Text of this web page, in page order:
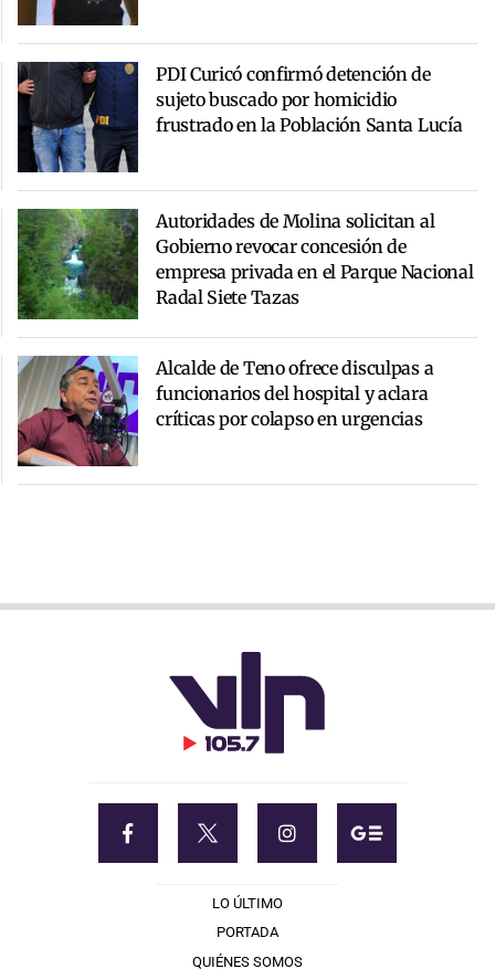
PDI Curicó confirmó detención de
sujeto buscado por homicidio
frustrado en la Población Santa Lucía
Autoridades de Molina solicitan al
Gobierno revocar concesión de
empresa privada en el Parque Nacional
Radal Siete Tazas
Alcalde de Teno ofrece disculpas a
funcionarios del hospital y aclara
críticas por colapso en urgencias
LO ÚLTIMO
PORTADA
QUIÉNES SOMOS